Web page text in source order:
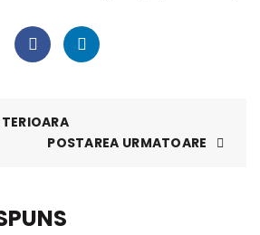
POSTAREA URMATOARE